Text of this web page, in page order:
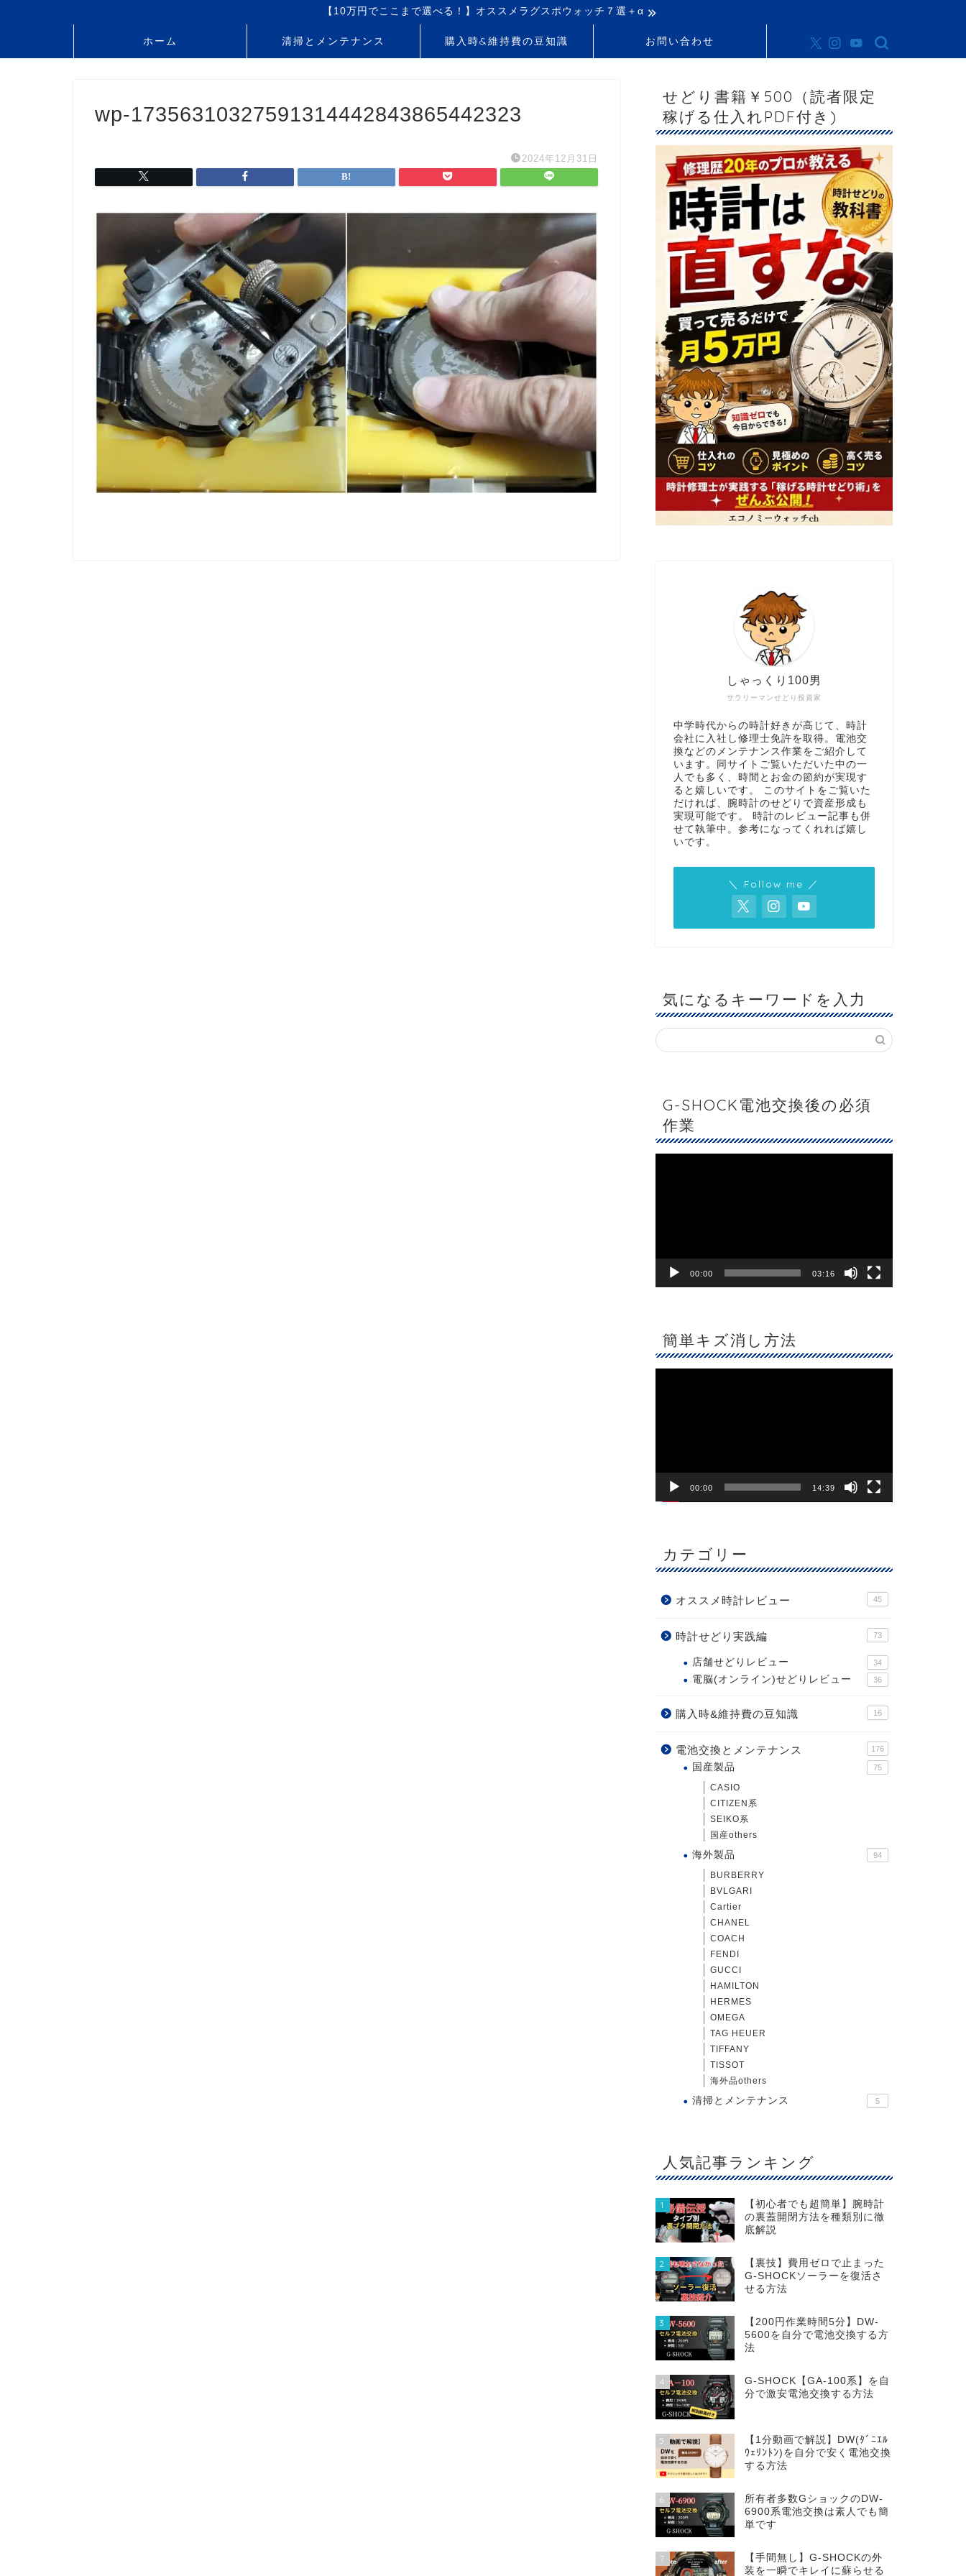
【10万円でここまで選べる！】オススメラグスポウォッチ７選＋α
ホーム 清掃とメンテナンス 購入時&維持費の豆知識 お問い合わせ
wp-17356310327591314442843865442323
2024年12月31日
せどり書籍￥500（読者限定
稼げる仕入れPDF付き)
サラリーマンせどり投資家
しゃっくり100男
中学時代からの時計好きが高じて、時計
会社に入社し修理士免許を取得。電池交
換などのメンテナンス作業をご紹介して
います。同サイトご覧いただいた中の一
人でも多く、時間とお金の節約が実現す
ると嬉しいです。 このサイトをご覧いた
だければ、腕時計のせどりで資産形成も
実現可能です。 時計のレビュー記事も併
せて執筆中。参考になってくれれば嬉し
いです。
＼ Follow me ／
気になるキーワードを入力
G-SHOCK電池交換後の必須
作業
00:00 03:16
簡単キズ消し方法
00:00 14:39
カテゴリー
オススメ時計レビュー 45
時計せどり実践編 73
店舗せどりレビュー 34
電脳(オンライン)せどりレビュー 36
購入時&維持費の豆知識 16
電池交換とメンテナンス 176
国産製品 75
CASIO
CITIZEN系
SEIKO系
国産others
海外製品 94
BURBERRY
BVLGARI
Cartier
CHANEL
COACH
FENDI
GUCCI
HAMILTON
HERMES
OMEGA
TAG HEUER
TIFFANY
TISSOT
海外品others
清掃とメンテナンス 5
人気記事ランキング
1
【初心者でも超簡単】腕時計
の裏蓋開閉方法を種類別に徹
底解説
2
【裏技】費用ゼロで止まった
G-SHOCKソーラーを復活さ
せる方法
3
【200円作業時間5分】DW‐
5600を自分で電池交換する方
法
4
G-SHOCK【GA-100系】を自
分で激安電池交換する方法
5
【1分動画で解説】DW(ﾀﾞﾆｴﾙ
ｳｪﾘﾝﾄﾝ)を自分で安く電池交換
する方法
6
所有者多数GショックのDW-
6900系電池交換は素人でも簡
単です
7
【手間無し】G-SHOCKの外
装を一瞬でキレイに蘇らせる